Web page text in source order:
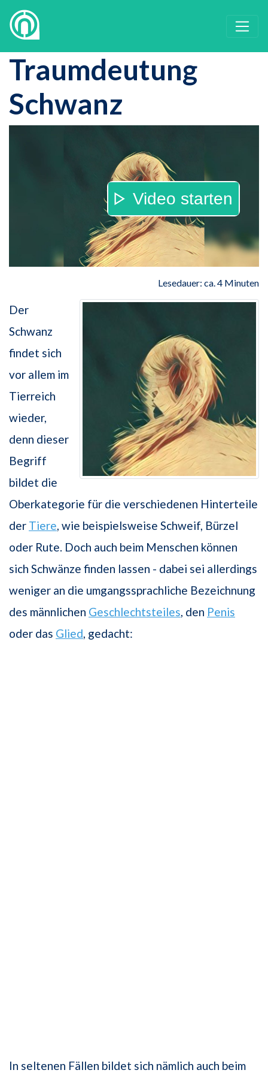
Traumdeutung
Schwanz
Video starten
Lesedauer: ca. 4 Minuten
Der
Schwanz
findet sich
vor allem im
Tierreich
wieder,
denn dieser
Begriff
bildet die
Oberkategorie für die verschiedenen Hinterteile
der Tiere , wie beispielsweise Schweif, Bürzel
oder Rute. Doch auch beim Menschen können
sich Schwänze finden lassen - dabei sei allerdings
weniger an die umgangssprachliche Bezeichnung
des männlichen Geschlechtsteiles , den Penis
oder das Glied , gedacht:
In seltenen Fällen bildet sich nämlich auch beim